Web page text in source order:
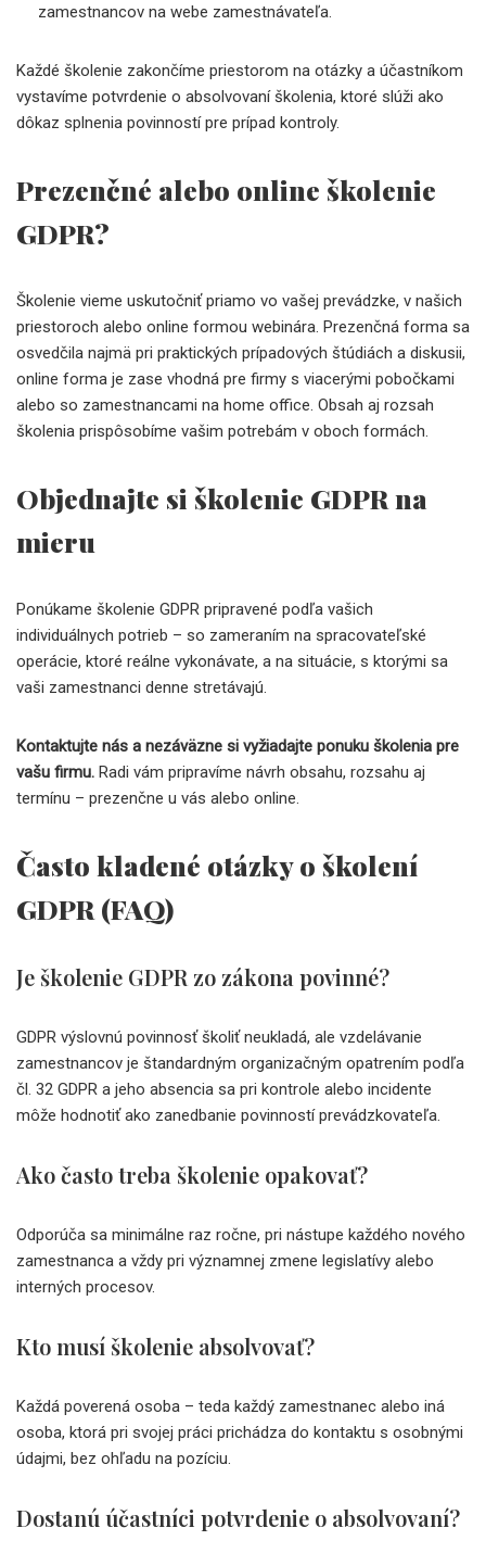
zamestnancov na webe zamestnávateľa.
Každé školenie zakončíme priestorom na otázky a účastníkom
vystavíme potvrdenie o absolvovaní školenia, ktoré slúži ako
dôkaz splnenia povinností pre prípad kontroly.
Prezenčné alebo online školenie
GDPR?
Školenie vieme uskutočniť priamo vo vašej prevádzke, v našich
priestoroch alebo online formou webinára. Prezenčná forma sa
osvedčila najmä pri praktických prípadových štúdiách a diskusii,
online forma je zase vhodná pre firmy s viacerými pobočkami
alebo so zamestnancami na home office. Obsah aj rozsah
školenia prispôsobíme vašim potrebám v oboch formách.
Objednajte si školenie GDPR na
mieru
Ponúkame školenie GDPR pripravené podľa vašich
individuálnych potrieb – so zameraním na spracovateľské
operácie, ktoré reálne vykonávate, a na situácie, s ktorými sa
vaši zamestnanci denne stretávajú.
Kontaktujte nás a nezáväzne si vyžiadajte ponuku školenia pre
vašu firmu. Radi vám pripravíme návrh obsahu, rozsahu aj
termínu – prezenčne u vás alebo online.
Často kladené otázky o školení
GDPR (FAQ)
Je školenie GDPR zo zákona povinné?
GDPR výslovnú povinnosť školiť neukladá, ale vzdelávanie
zamestnancov je štandardným organizačným opatrením podľa
čl. 32 GDPR a jeho absencia sa pri kontrole alebo incidente
môže hodnotiť ako zanedbanie povinností prevádzkovateľa.
Ako často treba školenie opakovať?
Odporúča sa minimálne raz ročne, pri nástupe každého nového
zamestnanca a vždy pri významnej zmene legislatívy alebo
interných procesov.
Kto musí školenie absolvovať?
Každá poverená osoba – teda každý zamestnanec alebo iná
osoba, ktorá pri svojej práci prichádza do kontaktu s osobnými
údajmi, bez ohľadu na pozíciu.
Dostanú účastníci potvrdenie o absolvovaní?